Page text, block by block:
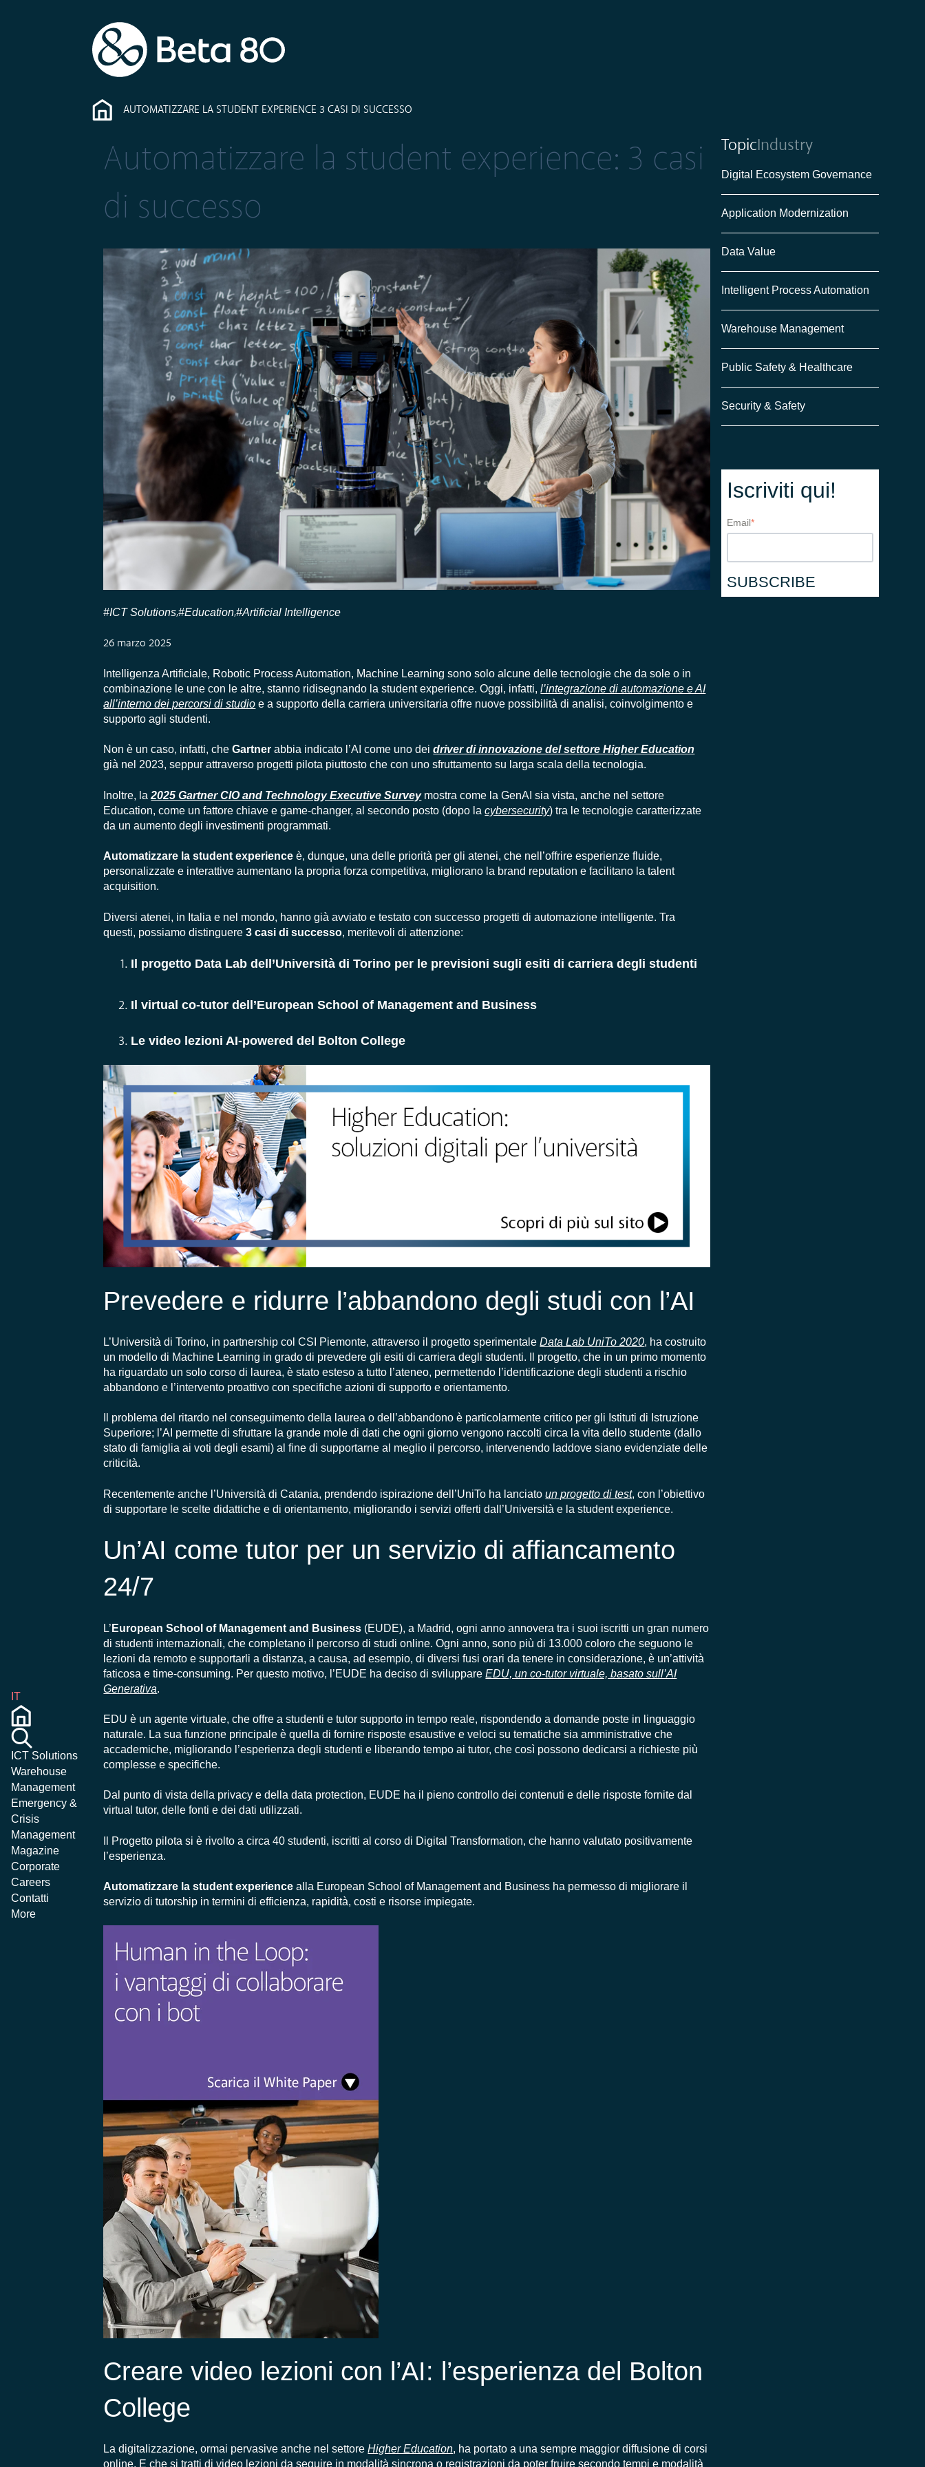
AUTOMATIZZARE LA STUDENT EXPERIENCE 3 CASI DI SUCCESSO
IT
ICT Solutions
Warehouse
Management
Emergency &
Crisis
Management
Magazine
Corporate
Careers
Contatti
More
Automatizzare la student experience: 3 casi
di successo
#ICT Solutions,#Education,#Artificial Intelligence
26 marzo 2025
Intelligenza Artificiale, Robotic Process Automation, Machine Learning sono solo alcune delle tecnologie che da sole o in
combinazione le une con le altre, stanno ridisegnando la student experience. Oggi, infatti,l’integrazione di automazione e AI
all’interno dei percorsi di studio e a supporto della carriera universitaria offre nuove possibilità di analisi, coinvolgimento e
supporto agli studenti.
Non è un caso, infatti, cheGartner abbia indicato l’AI come uno deidriver di innovazione del settore Higher Education
già nel 2023, seppur attraverso progetti pilota piuttosto che con uno sfruttamento su larga scala della tecnologia.
Inoltre, la2025 Gartner CIO and Technology Executive Surveymostra come la GenAI sia vista, anche nel settore
Education, come un fattore chiave e game-changer, al secondo posto (dopo lacybersecurity) tra le tecnologie caratterizzate
da un aumento degli investimenti programmati.
Automatizzare la student experience è, dunque, una delle priorità per gli atenei, che nell’offrire esperienze fluide,
personalizzate e interattive aumentano la propria forza competitiva, migliorano la brand reputation e facilitano la talent
acquisition.
Diversi atenei, in Italia e nel mondo, hanno già avviato e testato con successo progetti di automazione intelligente. Tra
questi, possiamo distinguere3 casi di successo, meritevoli di attenzione:
Il progetto Data Lab dell’Università di Torino per le previsioni sugli esiti di carriera degli studenti
Il virtual co-tutor dell’European School of Management and Business
Le video lezioni AI-powered del Bolton College
Prevedere e ridurre l’abbandono degli studi con l’AI
L’Università di Torino, in partnership col CSI Piemonte, attraverso il progetto sperimentaleData Lab UniTo 2020, ha costruito
un modello di Machine Learning in grado di prevedere gli esiti di carriera degli studenti. Il progetto, che in un primo momento
ha riguardato un solo corso di laurea, è stato esteso a tutto l’ateneo, permettendo l’identificazione degli studenti a rischio
abbandono e l’intervento proattivo con specifiche azioni di supporto e orientamento.
Il problema del ritardo nel conseguimento della laurea o dell’abbandono è particolarmente critico per gli Istituti di Istruzione
Superiore; l’AI permette di sfruttare la grande mole di dati che ogni giorno vengono raccolti circa la vita dello studente (dallo
stato di famiglia ai voti degli esami) al fine di supportarne al meglio il percorso, intervenendo laddove siano evidenziate delle
criticità.
Recentemente anche l’Università di Catania, prendendo ispirazione dell’UniTo ha lanciatoun progetto di test, con l’obiettivo
di supportare le scelte didattiche e di orientamento, migliorando i servizi offerti dall’Università e la student experience.
Un’AI come tutor per un servizio di affiancamento
24/7
L’ European School of Management and Business (EUDE), a Madrid, ogni anno annovera tra i suoi iscritti un gran numero
di studenti internazionali, che completano il percorso di studi online. Ogni anno, sono più di 13.000 coloro che seguono le
lezioni da remoto e supportarli a distanza, a causa, ad esempio, di diversi fusi orari da tenere in considerazione, è un’attività
faticosa e time-consuming. Per questo motivo, l’EUDE ha deciso di sviluppareEDU, un co-tutor virtuale, basato sull’AI
Generativa.
EDU è un agente virtuale, che offre a studenti e tutor supporto in tempo reale, rispondendo a domande poste in linguaggio
naturale. La sua funzione principale è quella di fornire risposte esaustive e veloci su tematiche sia amministrative che
accademiche, migliorando l’esperienza degli studenti e liberando tempo ai tutor, che così possono dedicarsi a richieste più
complesse e specifiche.
Dal punto di vista della privacy e della data protection, EUDE ha il pieno controllo dei contenuti e delle risposte fornite dal
virtual tutor, delle fonti e dei dati utilizzati.
Il Progetto pilota si è rivolto a circa 40 studenti, iscritti al corso di Digital Transformation, che hanno valutato positivamente
l’esperienza.
Automatizzare la student experience alla European School of Management and Business ha permesso di migliorare il
servizio di tutorship in termini di efficienza, rapidità, costi e risorse impiegate.
Creare video lezioni con l’AI: l’esperienza del Bolton
College
La digitalizzazione, ormai pervasive anche nel settoreHigher Education, ha portato a una sempre maggior diffusione di corsi
online. E che si tratti di video lezioni da seguire in modalità sincrona o registrazioni da poter fruire secondo tempi e modalità
TopicIndustry
Digital Ecosystem Governance
Application Modernization
Data Value
Intelligent Process Automation
Warehouse Management
Public Safety & Healthcare
Security & Safety
Iscriviti qui!
Email*